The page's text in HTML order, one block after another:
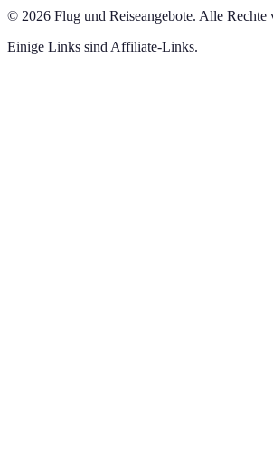
© 2026 Flug und Reiseangebote. Alle Rechte
Einige Links sind Affiliate-Links.